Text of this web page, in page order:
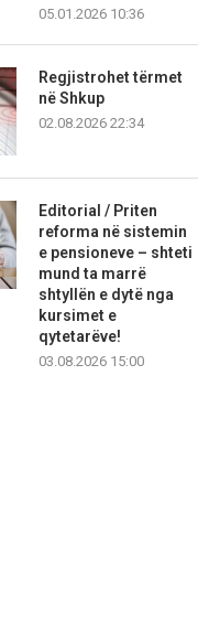
05.01.2026 10:36
Regjistrohet tërmet
në Shkup
02.08.2026 22:34
Editorial / Priten
reforma në sistemin
e pensioneve – shteti
mund ta marrë
shtyllën e dytë nga
kursimet e
qytetarëve!
03.08.2026 15:00